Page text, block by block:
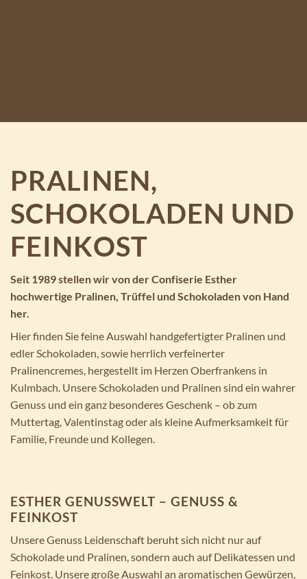
PRALINEN,
SCHOKOLADEN UND
FEINKOST
Seit 1989 stellen wir von der Confiserie Esther
hochwertige Pralinen, Trüffel und Schokoladen von Hand
her.
Hier finden Sie feine Auswahl handgefertigter Pralinen und
edler Schokoladen, sowie herrlich verfeinerter
Pralinencremes, hergestellt im Herzen Oberfrankens in
Kulmbach. Unsere Schokoladen und Pralinen sind ein wahrer
Genuss und ein ganz besonderes Geschenk – ob zum
Muttertag, Valentinstag oder als kleine Aufmerksamkeit für
Familie, Freunde und Kollegen.
ESTHER GENUSSWELT – GENUSS &
FEINKOST
Unsere Genuss Leidenschaft beruht sich nicht nur auf
Schokolade und Pralinen, sondern auch auf Delikatessen und
Feinkost. Unsere große Auswahl an aromatischen Gewürzen,